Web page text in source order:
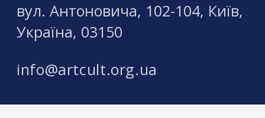
вул. Антоновича, 102-104, Київ,
Україна, 03150
info@artcult.org.ua